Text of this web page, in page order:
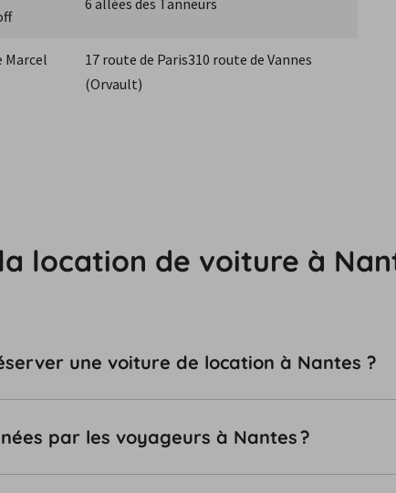
6 allées des Tanneurs
Marcel
17 route de Paris310 route de Vannes
(Orvault)
location de voiture à
une voiture de location à Nantes ?
par les voyageurs à Nantes ?